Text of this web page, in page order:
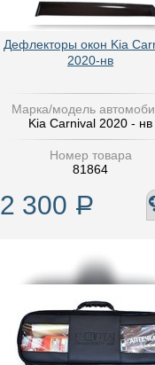
Дефлекторы окон Kia
2020-нв
Марка/модель
Kia Carnival 2020 - нв
Номер товара
81864
2 300 Р